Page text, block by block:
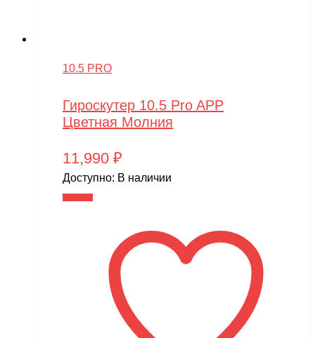
10.5 PRO
Гироскутер 10.5 Pro APP
Цветная Молния
11,990 ₽
Доступно: В наличии